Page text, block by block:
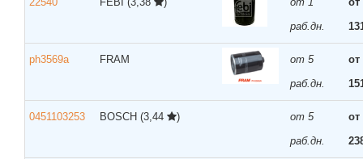
раб.дн.
ph3569a FRAM
от 5
раб.дн.
от
0451103253 BOSCH (3,44 )
от 5
раб.дн.
от